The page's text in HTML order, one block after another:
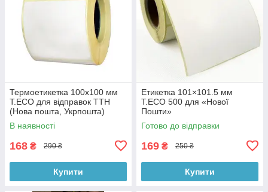
Термоетикетка 100х100 мм
Т.ЕСО для відправок ТТН
(Нова пошта, Укрпошта)
В наявності
168 ₴ 290 ₴
Купити
Етикетка 101×101.5 мм
Т.ЕСО 500 для «Нової
Пошти»
Готово до відправки
169 ₴ 250 ₴
Купити